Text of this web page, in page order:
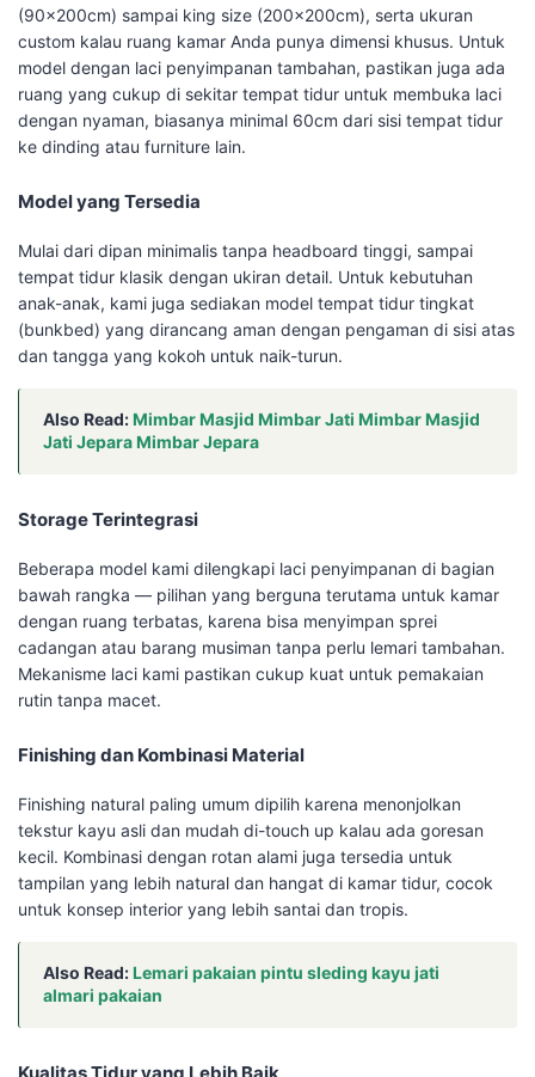
(90x200cm) sampai king size (200x200cm), serta ukuran
custom kalau ruang kamar Anda punya dimensi khusus. Untuk
model dengan laci penyimpanan tambahan, pastikan juga ada
ruang yang cukup di sekitar tempat tidur untuk membuka laci
dengan nyaman, biasanya minimal 60cm dari sisi tempat tidur
ke dinding atau furniture lain.
Model yang Tersedia
Mulai dari dipan minimalis tanpa headboard tinggi, sampai
tempat tidur klasik dengan ukiran detail. Untuk kebutuhan
anak-anak, kami juga sediakan model tempat tidur tingkat
(bunkbed) yang dirancang aman dengan pengaman di sisi atas
dan tangga yang kokoh untuk naik-turun.
Also Read:Mimbar Masjid Mimbar Jati Mimbar Masjid
Jati Jepara Mimbar Jepara
Storage Terintegrasi
Beberapa model kami dilengkapi laci penyimpanan di bagian
bawah rangka — pilihan yang berguna terutama untuk kamar
dengan ruang terbatas, karena bisa menyimpan sprei
cadangan atau barang musiman tanpa perlu lemari tambahan.
Mekanisme laci kami pastikan cukup kuat untuk pemakaian
rutin tanpa macet.
Finishing dan Kombinasi Material
Finishing natural paling umum dipilih karena menonjolkan
tekstur kayu asli dan mudah di-touch up kalau ada goresan
kecil. Kombinasi dengan rotan alami juga tersedia untuk
tampilan yang lebih natural dan hangat di kamar tidur, cocok
untuk konsep interior yang lebih santai dan tropis.
Also Read:Lemari pakaian pintu sleding kayu jati
almari pakaian